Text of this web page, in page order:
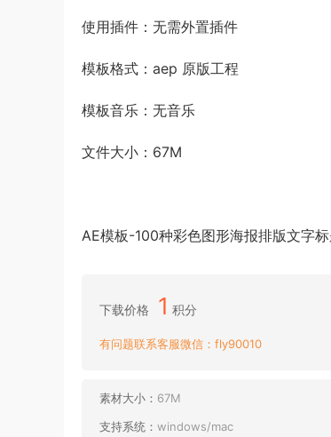
使用插件：无需外置插件
模板格式：aep 原版工程
模板音乐：无音乐
文件大小：67M
AE模板-100种彩色图形海报排版文字
下载价格 1 积分
有问题联系客服微信：fly90010
素材大小： 67M
支持系统： windows/mac